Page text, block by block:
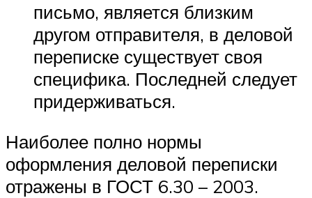
письмо, является близким
другом отправителя, в деловой
переписке существует своя
специфика. Последней следует
придерживаться.
Наиболее полно нормы
оформления деловой переписки
отражены в ГОСТ 6.30 – 2003.